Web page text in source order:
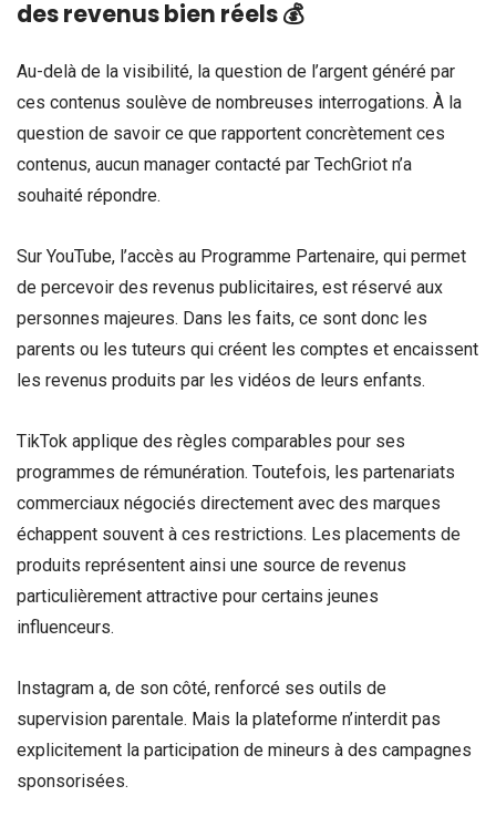
des revenus bien réels💰
Au-delà de la visibilité, la question de l’argent généré par
ces contenus soulève de nombreuses interrogations. À la
question de savoir ce que rapportent concrètement ces
contenus, aucun manager contacté par TechGriot n’a
souhaité répondre.
Sur YouTube, l’accès au Programme Partenaire, qui permet
de percevoir des revenus publicitaires, est réservé aux
personnes majeures. Dans les faits, ce sont donc les
parents ou les tuteurs qui créent les comptes et encaissent
les revenus produits par les vidéos de leurs enfants.
TikTok applique des règles comparables pour ses
programmes de rémunération. Toutefois, les partenariats
commerciaux négociés directement avec des marques
échappent souvent à ces restrictions. Les placements de
produits représentent ainsi une source de revenus
particulièrement attractive pour certains jeunes
influenceurs.
Instagram a, de son côté, renforcé ses outils de
supervision parentale. Mais la plateforme n’interdit pas
explicitement la participation de mineurs à des campagnes
sponsorisées.